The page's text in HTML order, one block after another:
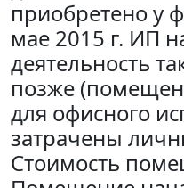
приобретено у
мае 2015 г. ИП
деятельность
позже
для офисного
затрачены
Стоимость